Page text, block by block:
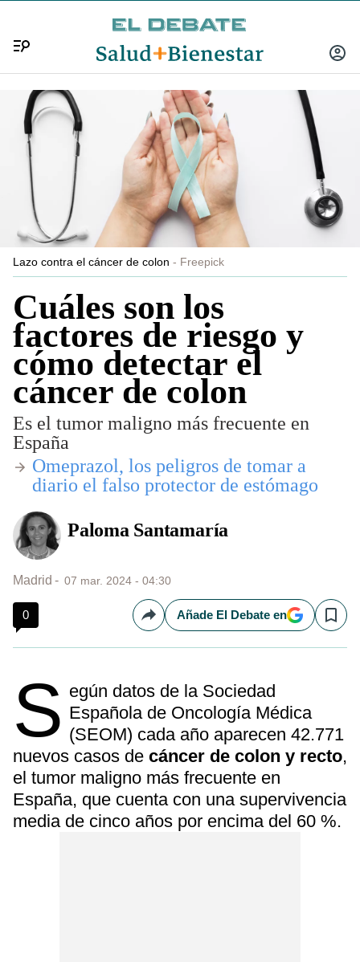
INICIAR
Lazo contra el cáncer de colon Freepick
Cuáles son los
factores de riesgo y
cómo detectar el
cáncer de colon
Es el tumor maligno más frecuente en
España
​Omeprazol, los peligros de tomar a
diario el falso protector de estómago
Paloma Santamaría
Madrid 07 mar. 2024 - 04:30
0 CompartirAñade El Debate en Save
S egún datos de la Sociedad
Española de Oncología Médica
(SEOM) cada año aparecen 42.771
nuevos casos de cáncer de colon y recto,
el tumor maligno más frecuente en
España, que cuenta con una supervivencia
media de cinco años por encima del 60 %.